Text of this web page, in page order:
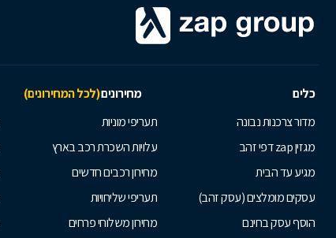
כלים מחירונים(לכל המחירונים)
מדור צרכנות נבונה
מגזין zap דפי זהב
מגיע עד הבית
עסקים מומלצים (עסק זהב)
הוסף עסק בחינם
תעריפי מוניות
עלויות השכרת רכב בארץ
מחירון רכבים חדשים
תעריפי שליחויות
מחירון משלוחי פרחים